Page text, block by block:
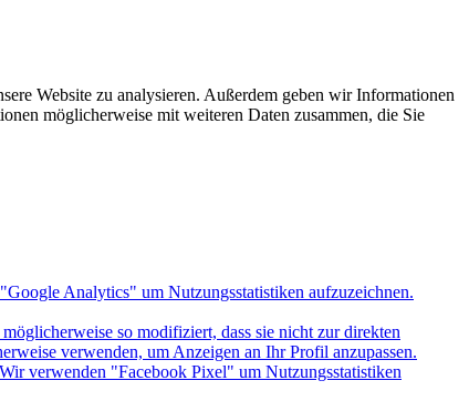
Website zu analysieren. Außerdem geben wir Informationen
möglicherweise mit weiteren Daten zusammen, die Sie
Analytics" um Nutzungsstatistiken aufzuzeichnen.
so modifiziert, dass sie nicht zur direkten
verwenden, um Anzeigen an Ihr Profil anzupassen.
verwenden "Facebook Pixel" um Nutzungsstatistiken